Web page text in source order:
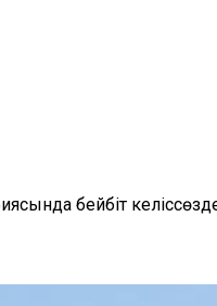
бейбіт